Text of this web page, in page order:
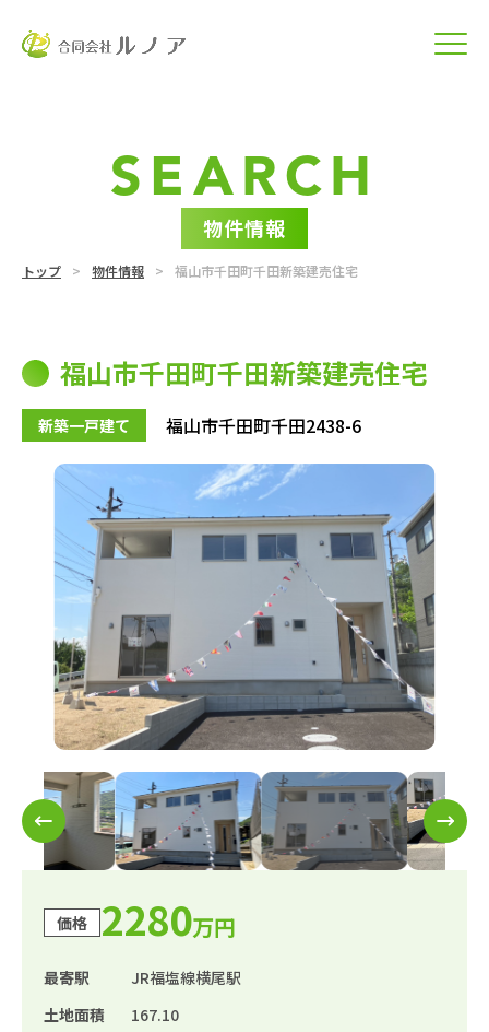
SEARCH
物件情報
トップ 物件情報 福山市千田町千田新築建売住宅
福山市千田町千田新築建売住宅
新築一戸建て 福山市千田町千田2438-6
価格 2280万円
最寄駅
JR福塩線横尾駅
土地面積
167.10